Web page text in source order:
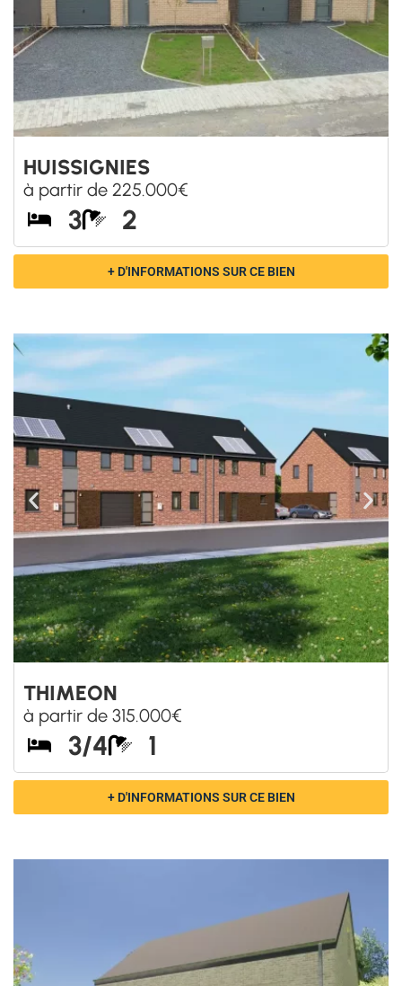
HUISSIGNIES
à partir de 225.000€
3 2
+ D'INFORMATIONS SUR CE BIEN
THIMEON
à partir de 315.000€
3/4 1
+ D'INFORMATIONS SUR CE BIEN